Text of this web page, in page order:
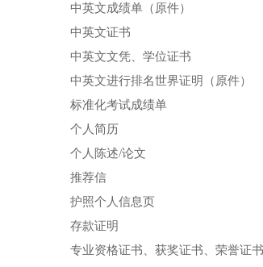
中英文成绩单（原件）
中英文证书
中英文文凭、学位证书
中英文进行排名世界证明（原件）
标准化考试成绩单
个人简历
个人陈述/论文
推荐信
护照个人信息页
存款证明
专业资格证书、获奖证书、荣誉证